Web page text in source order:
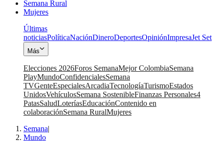
Semana Rural
Mujeres
Últimas
noticiasPolíticaNaciónDineroDeportesOpiniónImpresaJet Set
Más
Elecciones 2026Foros SemanaMejor ColombiaSemana
PlayMundoConfidencialesSemana
TVGenteEspecialesArcadiaTecnologíaTurismoEstados
UnidosVehículosSemana SostenibleFinanzas Personales4
PatasSaludLoteríasEducaciónContenido en
colaboraciónSemana RuralMujeres
Semana|
Mundo